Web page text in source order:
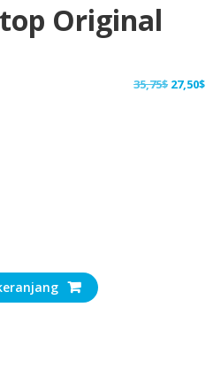
Original
35,75$ Harga
27,50$